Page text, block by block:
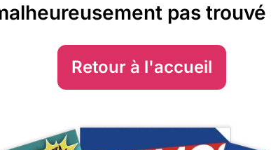
pas
Retour à l'accueil